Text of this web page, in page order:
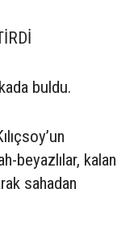
buldu.
beyazlılar, kalan
sahadan